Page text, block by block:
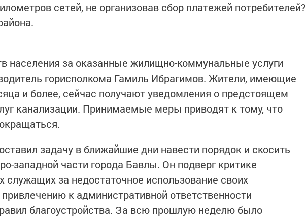
сетей, не организовав сбор платежей потребителей?
населения за оказанные жилищно-коммунальные услуги
горисполкома Гамиль Ибрагимов. Жители, имеющие
и более, сейчас получают уведомления о предстоящем
канализации. Принимаемые меры приводят к тому, что
задачу в ближайшие дни навести порядок и скосить
западной части города Бавлы. Он подверг критике
служащих за недостаточное использование своих
к административной ответственности
благоустройства. За всю прошлую неделю было